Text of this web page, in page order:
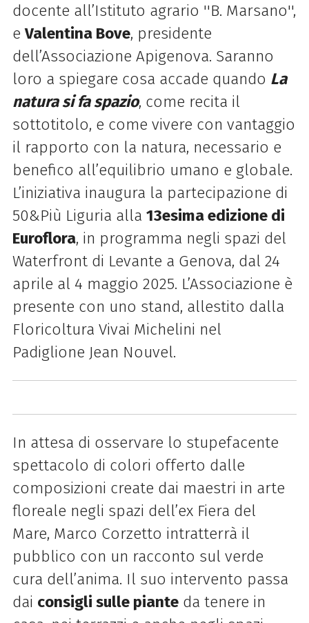
docente all’Istituto agrario ''B. Marsano'',
eValentina Bove, presidente
dell’Associazione Apigenova. Saranno
loro a spiegare cosa accade quando La
natura si fa spazio, come recita il
sottotitolo, e come vivere con vantaggio
il rapporto con la natura, necessario e
benefico all’equilibrio umano e globale.
L’iniziativa inaugura la partecipazione di
50&Più Liguria alla 13esima edizione di
Euroflora, in programma negli spazi del
Waterfront di Levante a Genova, dal 24
aprile al 4 maggio 2025. L’Associazione è
presente con uno stand, allestito dalla
Floricoltura Vivai Michelini nel
Padiglione Jean Nouvel.
In attesa di osservare lo stupefacente
spettacolo di colori offerto dalle
composizioni create dai maestri in arte
floreale negli spazi dell’ex Fiera del
Mare, Marco Corzetto intratterrà il
pubblico con un racconto sul verde
cura dell’anima. Il suo intervento passa
dai consigli sulle pianteda tenere in